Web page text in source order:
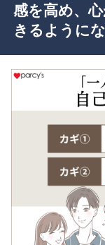
感を高め、
きるように